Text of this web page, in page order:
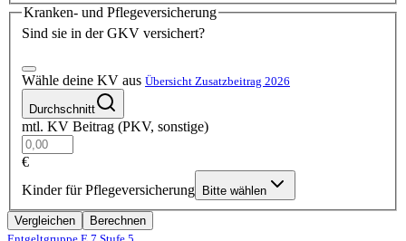
Kranken- und Pflegeversicherung
Sind sie in der GKV versichert?
Wähle deine KV aus Übersicht Zusatzbeitrag 2026
Durchschnitt
mtl. KV Beitrag (PKV, sonstige)
€
Kinder für Pflegeversicherung
Bitte wählen
Vergleichen
Berechnen